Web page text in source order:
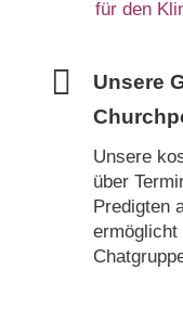
für den
Unsere
Unsere
über
Predigten
ermöglicht